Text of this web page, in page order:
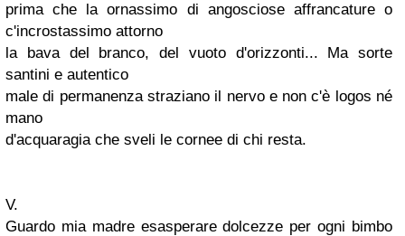
prima che la ornassimo di angosciose affrancature o
c'incrostassimo attorno
la bava del branco, del vuoto d'orizzonti... Ma sorte
santini e autentico
male di permanenza straziano il nervo e non c'è logos né
mano
d'acquaragia che sveli le cornee di chi resta.
V.
Guardo mia madre esasperare dolcezze per ogni bimbo